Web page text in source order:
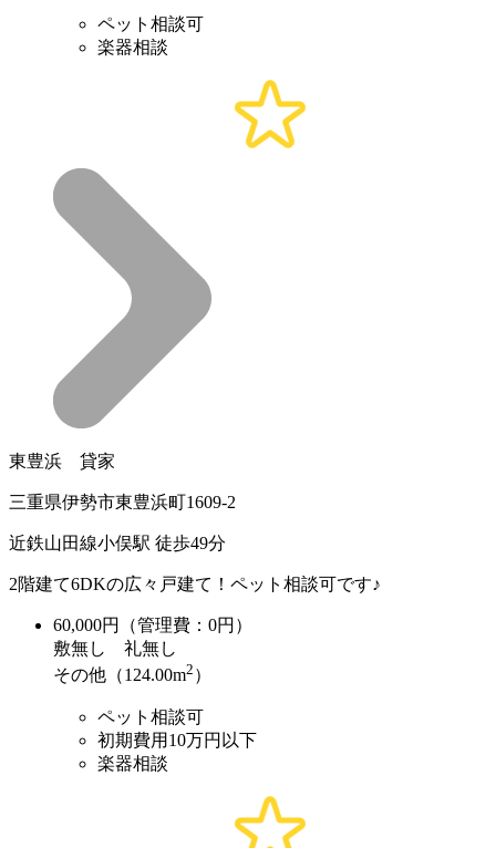
ペット相談可
楽器相談
東豊浜 貸家
三重県伊勢市東豊浜町1609-2
近鉄山田線小俣駅 徒歩49分
2階建て6DKの広々戸建て！ペット相談可です♪
60,000円（管理費：0円）
敷無し 礼無し
その他（124.00m2 ）
ペット相談可
初期費用10万円以下
楽器相談